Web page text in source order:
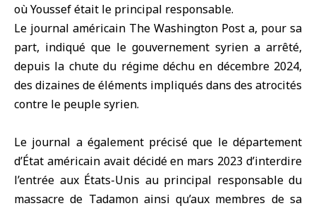
où Youssef était le principal responsable.
Le journal américain The Washington Post a, pour sa
part, indiqué que le gouvernement syrien a arrêté,
depuis la chute du régime déchu en décembre 2024,
des dizaines de éléments impliqués dans des atrocités
contre le peuple syrien.
Le journal a également précisé que le département
d’État américain avait décidé en mars 2023 d’interdire
l’entrée aux États-Unis au principal responsable du
massacre de Tadamon ainsi qu’aux membres de sa